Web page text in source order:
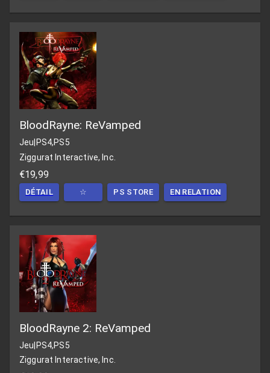
BloodRayne: ReVamped
Jeu PS4,PS5
Ziggurat Interactive, Inc.
€19,99
DÉTAIL ☆ PS STORE EN RELATION
BloodRayne 2: ReVamped
Jeu|PS4,PS5
Ziggurat Interactive, Inc.